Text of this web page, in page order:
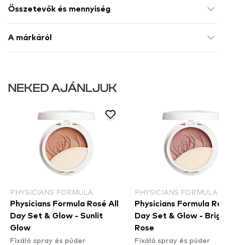
Összetevők és mennyiség
A márkáról
NEKED AJÁNLJUK
PHYSICIANS FORMULA
Physicians Formula Rosé All
Day Set & Glow - Sunlit
Glow
Fixáló spray és púder
PHYSICIANS FORMULA
Physicians Formula
Day Set & Glow -
Rose
Fixáló spray és púder